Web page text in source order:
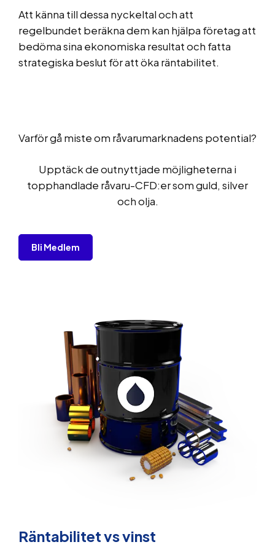
Att känna till dessa nyckeltal och att
regelbundet beräkna dem kan hjälpa företag att
bedöma sina ekonomiska resultat och fatta
strategiska beslut för att öka räntabilitet.
Varför gå miste om råvarumarknadens potential?
Upptäck de outnyttjade möjligheterna i
topphandlade råvaru-CFD:er som guld, silver
och olja.
Bli Medlem
Räntabilitet vs vinst